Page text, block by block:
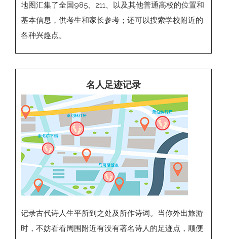
地图汇集了全国985、211、以及其他普通高校的位置和
基本信息，供考生和家长参考；还可以搜索学校附近的
各种兴趣点。
名人足迹记录
记录古代诗人生平所到之处及所作诗词。当你外出旅游
时，不妨看看周围附近有没有著名诗人的足迹点，顺便